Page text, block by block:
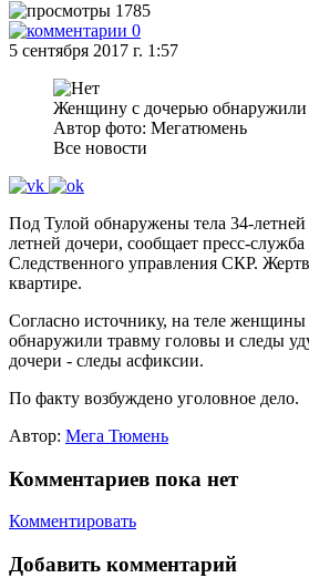
1785
0
5 сентября 2017 г. 1:57
Женщину с дочерью
Автор фото: Мегатюмень
Все новости
Под Тулой обнаружены тела 34-
летней дочери, сообщает пресс-
Следственного управления СКР.
квартире.
Согласно источнику, на теле женщины
обнаружили травму головы и следы
дочери - следы асфиксии.
По факту возбуждено уголовное дело.
Автор: Мега Тюмень
Комментариев пока нет
Комментировать
Добавить комментарий